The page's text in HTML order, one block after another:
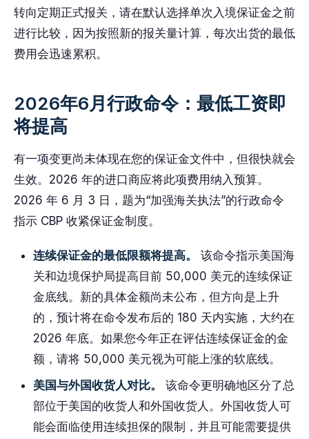
转向定期正式报关，请在默认选择单次入境保证金之前
进行比较，因为按照新的报关量计算，每次出货的最低
费用会迅速累积。
2026年6月行政命令：最低工资即
将提高
有一项变更尚未体现在您的保证金文件中，但很快就会
生效。2026 年的进口商应将此项费用纳入预算。
2026 年 6 月 3 日，题为“加强海关执法”的行政命令
指示 CBP 收紧保证金制度。
连续保证金的最低限额将提高。
该命令指示美国海
关和边境保护局提高目前 50,000 美元的连续保证
金底线。新的具体金额尚未公布，但方向是上升
的，预计将在命令发布后的 180 天内实施，大约在
2026 年底。如果您今年正在评估连续保证金的金
额，请将 50,000 美元视为可能上涨的软底线。
美国与外国收货人对比。
该命令更明确地区分了总
部位于美国的收货人和外国收货人。外国收货人可
能会面临使用连续担保的限制，并且可能需要提供